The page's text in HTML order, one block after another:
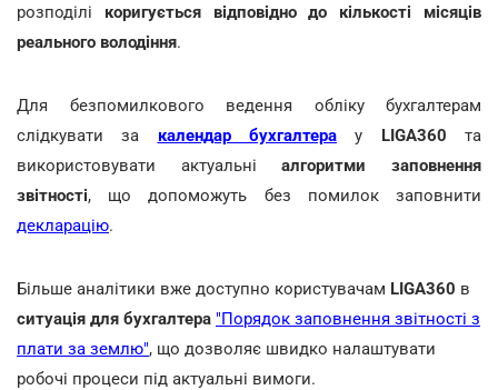
розподілі коригується відповідно до кількості місяців
реального володіння.
Для безпомилкового ведення обліку бухгалтерам
слідкувати за календар бухгалтера у LIGA360 та
використовувати актуальніалгоритми заповнення
звітності, що допоможуть без помилок заповнити
декларацію.
Більше аналітики вже доступно користувачам LIGA360 в
ситуація для бухгалтера "Порядок заповнення звітності з
плати за землю", що дозволяє швидко налаштувати
робочі процеси під актуальні вимоги.